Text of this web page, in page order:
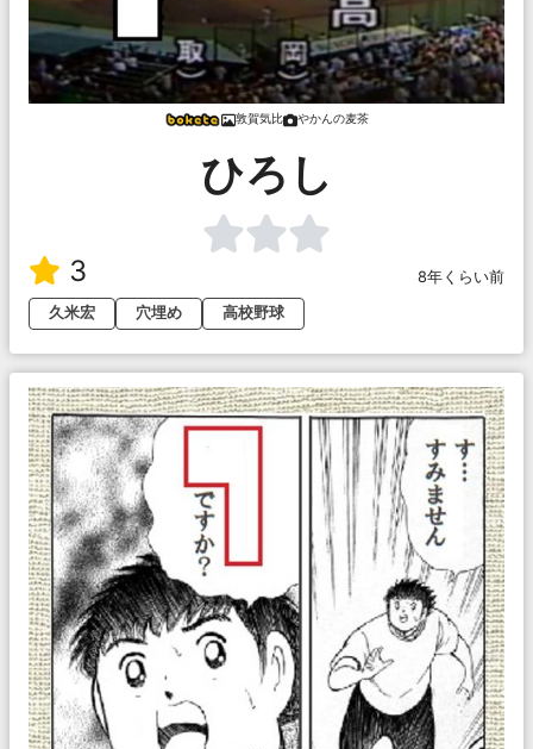
敦賀気比 やかんの麦茶
ひろし
3
8年くらい前
久米宏
穴埋め 高校野球